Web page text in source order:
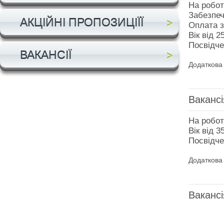
АКЦІЙНІ ПРОПОЗИЦІЇЇ
ВАКАНСІЇ
На
Оплата
Вік від
На
Вік від